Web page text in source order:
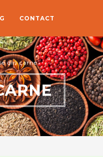
CONTACT
din carne